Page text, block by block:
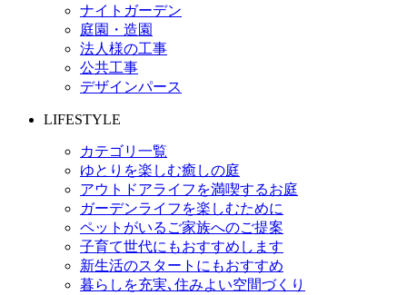
ナイトガーデン
庭園・造園
法人様の工事
公共工事
デザインパース
LIFESTYLE
カテゴリ一覧
ゆとりを楽しむ癒しの庭
アウトドアライフを満喫するお庭
ガーデンライフを楽しむために
ペットがいるご家族へのご提案
子育て世代にもおすすめします
新生活のスタートにもおすすめ
暮らしを充実､住みよい空間づくり